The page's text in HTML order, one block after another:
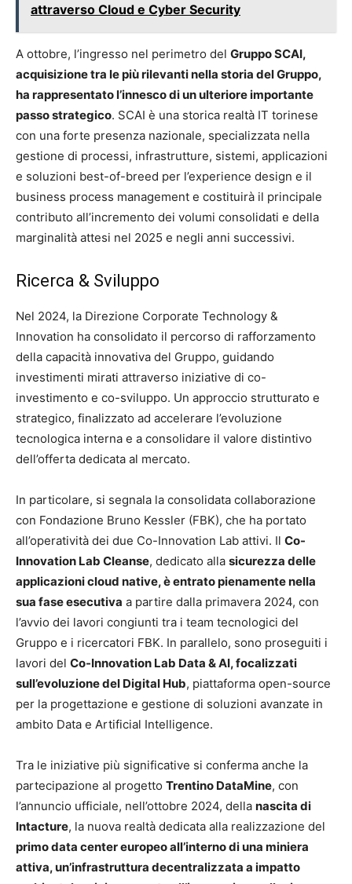
attraverso Cloud e Cyber Security
A ottobre, l’ingresso nel perimetro del Gruppo SCAI,
acquisizione tra le più rilevanti nella storia del Gruppo,
ha rappresentato l’innesco di un ulteriore importante
passo strategico. SCAI è una storica realtà IT torinese
con una forte presenza nazionale, specializzata nella
gestione di processi, infrastrutture, sistemi, applicazioni
e soluzioni best-of-breed per l’experience design e il
business process management e costituirà il principale
contributo all’incremento dei volumi consolidati e della
marginalità attesi nel 2025 e negli anni successivi.
Ricerca & Sviluppo
Nel 2024, la Direzione Corporate Technology &
Innovation ha consolidato il percorso di rafforzamento
della capacità innovativa del Gruppo, guidando
investimenti mirati attraverso iniziative di co-
investimento e co-sviluppo. Un approccio strutturato e
strategico, finalizzato ad accelerare l’evoluzione
tecnologica interna e a consolidare il valore distintivo
dell’offerta dedicata al mercato.
In particolare, si segnala la consolidata collaborazione
con Fondazione Bruno Kessler (FBK), che ha portato
all’operatività dei due Co-Innovation Lab attivi. Il Co-
Innovation Lab Cleanse, dedicato alla sicurezza delle
applicazioni cloud native, è entrato pienamente nella
sua fase esecutiva a partire dalla primavera 2024, con
l’avvio dei lavori congiunti tra i team tecnologici del
Gruppo e i ricercatori FBK. In parallelo, sono proseguiti i
lavori del Co-Innovation Lab Data & AI, focalizzati
sull’evoluzione del Digital Hub, piattaforma open-source
per la progettazione e gestione di soluzioni avanzate in
ambito Data e Artificial Intelligence.
Tra le iniziative più significative si conferma anche la
partecipazione al progetto Trentino DataMine, con
l’annuncio ufficiale, nell’ottobre 2024, della nascita di
Intacture, la nuova realtà dedicata alla realizzazione del
primo data center europeo all’interno di una miniera
attiva, un’infrastruttura decentralizzata a impatto